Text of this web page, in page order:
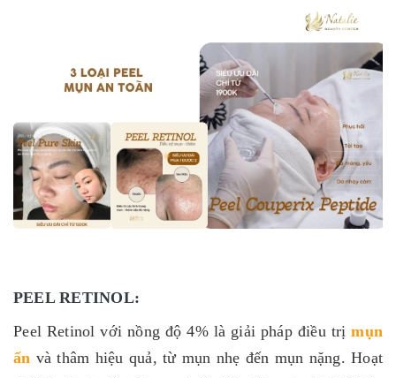
PEEL RETINOL:
Peel Retinol với nồng độ 4% là giải pháp điều trịmụn
ẩn và thâm hiệu quả, từ mụn nhẹ đến mụn nặng. Hoạt